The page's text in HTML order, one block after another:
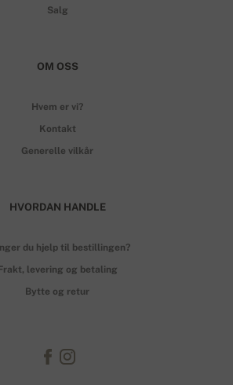
Salg
OM OSS
Hvem er vi?
Kontakt
Generelle vilkår
HVORDAN HANDLE
du hjelp til bestillingen?
levering og betaling
Bytte og retur